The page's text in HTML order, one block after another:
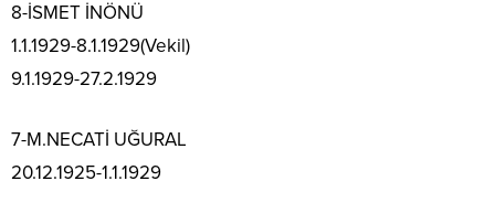
8-İSMET İNÖNÜ
1.1.1929-8.1.1929(Vekil)
9.1.1929-27.2.1929
7-M.NECATİ UĞURAL
20.12.1925-1.1.1929